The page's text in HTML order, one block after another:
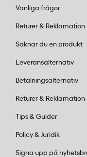
En förpackning
markeringar på
Vanliga frågor
Returer & Reklamation
Saknar du en produkt
Leveransalternativ
Betalningsalternativ
Returer & Reklamation
Tips & Guider
Policy & Juridik
Signa upp på